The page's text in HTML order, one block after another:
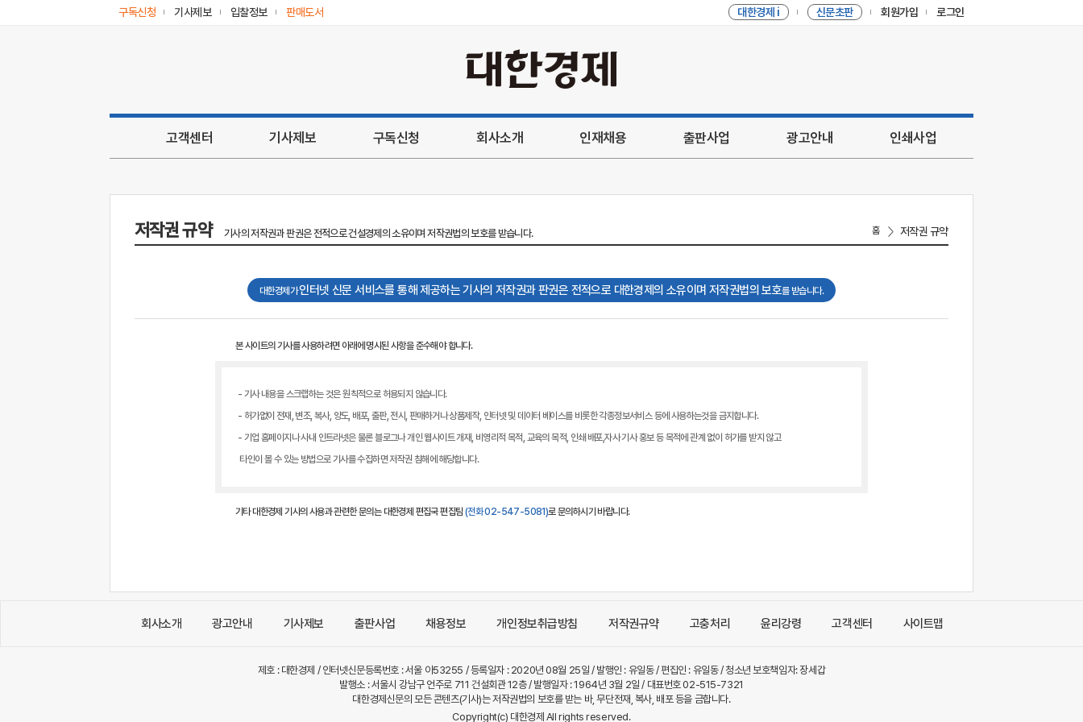
구독신청 기사제보 입찰정보 판매도서 대한경제 i 신문초판 회원가입 로그인
고객센터 기사제보 구독신청 회사소개 인재채용 출판사업 광고안내 인쇄사업
저작권 규약 기사의 저작권과 판권은 전적으로 건설경제의 소유이며 저작권법의 보호를 받습니다. 홈 저작권 규약
대한경제가인터넷 신문 서비스를 통해 제공하는 기사의 저작권과 판권은 전적으로 대한경제의 소유이며 저작권법의 보호를 받습니다.
본 사이트의 기사를 사용하려면 아래에 명시된 사항을 준수해야 합니다.
- 기사 내용을 스크랩하는 것은 원칙적으로 허용되지 않습니다.
- 허가없이 전재, 변조, 복사, 양도, 배포, 출판, 전시, 판매하거나 상품제작, 인터넷 및 데이터 베이스를 비롯한 각종정보서비스 등에 사용하는것을 금지합니다.
- 기업 홈페이지나 사내 인트라넷은 물론 블로그나 개인 웹사이트 개재, 비영리적 목적, 교육의 목적, 인쇄 배포,자사 기사 홍보 등 목적에 관계 없이 허가를 받지 않고
타인이 볼 수 있는 방법으로 기사를 수집하면 저작권 침해에 해당합니다.
기타 대한경제 기사의 사용과 관련한 문의는 대한경제 편집국 편집팀 (전화 02-547-5081)로 문의하시기 바랍니다.
회사소개 광고안내 기사제보 출판사업 채용정보 개인정보취급방침 저작권규약 고충처리 윤리강령 고객센터 사이트맵
제호 : 대한경제 / 인터넷신문등록번호 : 서울 아53255 / 등록일자 : 2020년 08월 25일 / 발행인 : 유일동 / 편집인 : 유일동 / 청소년 보호책임자: 장세갑
발행소 : 서울시 강남구 언주로 711 건설회관 12층 / 발행일자 : 1964년 3월 2일 / 대표번호 02-515-7321
대한경제신문의 모든 콘텐츠(기사)는 저작권법의 보호를 받는 바, 무단전재, 복사, 배포 등을 금합니다.
Copyright(c) 대한경제 All rights reserved.